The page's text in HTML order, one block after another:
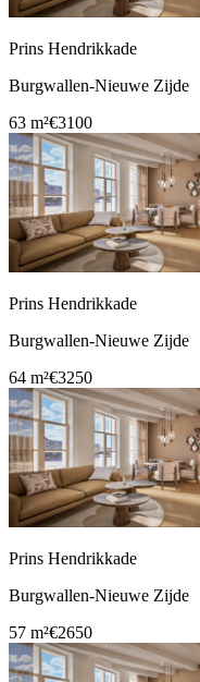
Prins Hendrikkade
Burgwallen-Nieuwe Zijde
63 m²€3100
Prins Hendrikkade
Burgwallen-Nieuwe Zijde
64 m²€3250
Prins Hendrikkade
Burgwallen-Nieuwe Zijde
57 m²€2650